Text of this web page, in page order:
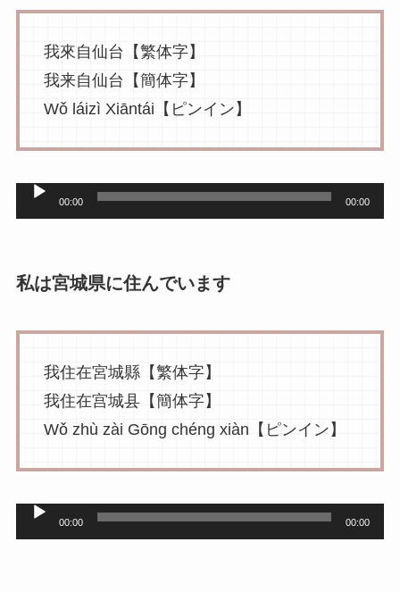
我來自仙台【繁体字】
我来自仙台【簡体字】
Wǒ láizì Xiāntái【ピンイン】
声
レ
ヤ
00:00 00:00
私は宮城県に住んでいます
我住在宮城縣【繁体字】
我住在宫城县【簡体字】
Wǒ zhù zài Gōng chéng xiàn【ピンイン】
声
00:00 00:00